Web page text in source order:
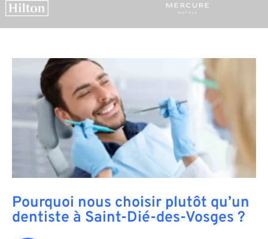
Pourquoi nous choisir plutôt qu’un
dentiste à Saint-Dié-des-Vosges ?